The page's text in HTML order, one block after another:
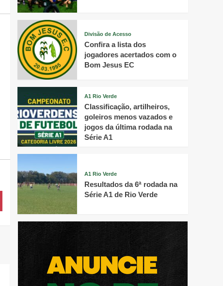
Divisão de Acesso
Confira a lista dos
jogadores acertados com o
Bom Jesus EC
A1 Rio Verde
Classificação, artilheiros,
goleiros menos vazados e
jogos da última rodada na
Série A1
A1 Rio Verde
Resultados da 6ª rodada na
Série A1 de Rio Verde